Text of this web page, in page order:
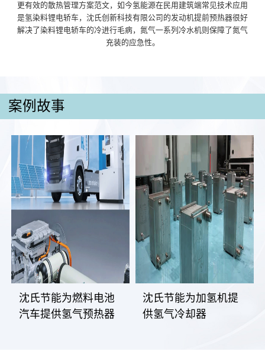
更有效的散热管理方案范文，如今氢能源在民用建筑端常见技术应用
是氢染料锂电轿车，沈氏创新科技有限公司的发动机提前预热器很好
解决了染料锂电轿车的冷进行毛病，氮气一系列冷水机则保障了氮气
充装的应急性。
案例故事
沈氏节能为燃料电池
汽车提供氢气预热器
沈氏节能为加氢机提
供氢气冷却器